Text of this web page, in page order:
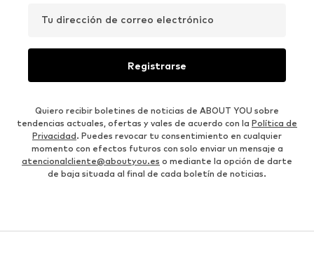
Tu dirección de correo electrónico
Registrarse
Quiero recibir boletines de noticias de ABOUT YOU sobre
tendencias actuales, ofertas y vales de acuerdo con la Política de
Privacidad. Puedes revocar tu consentimiento en cualquier
momento con efectos futuros con solo enviar un mensaje a
atencionalcliente@aboutyou.es o mediante la opción de darte
de baja situada al final de cada boletín de noticias.